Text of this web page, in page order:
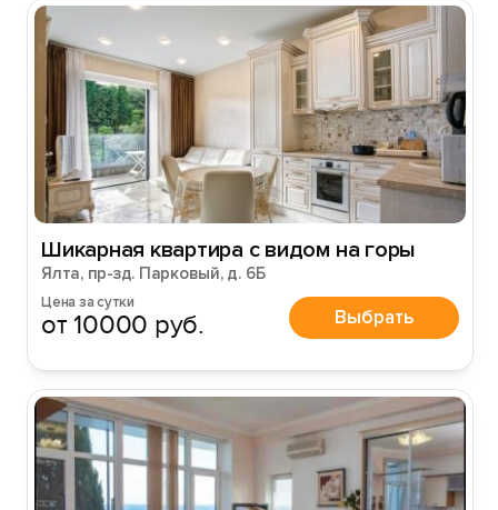
Шикарная квартира с видом на горы
Ялта, пр-зд. Парковый, д. 6Б
Цена за сутки
от 10000 руб. Выбрать